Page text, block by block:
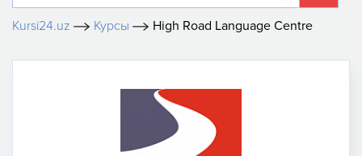
Kursi24.uz Курсы High Road Language Centre